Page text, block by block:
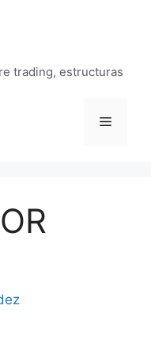
trading, estructuras
Menú